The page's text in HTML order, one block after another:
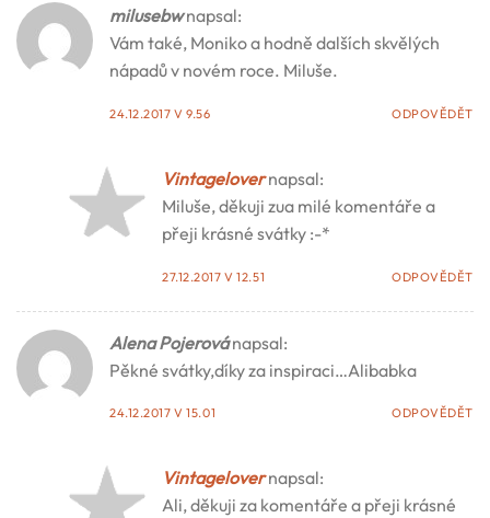
milusebw napsal:
Vám také, Moniko a hodně dalších skvělých
nápadů v novém roce. Miluše.
24.12.2017 V 9.56 ODPOVĚDĚT
Vintagelover napsal:
Miluše, děkuji zua milé komentáře a
přeji krásné svátky :-*
27.12.2017 V 12.51 ODPOVĚDĚT
Alena Pojerová napsal:
Pěkné svátky,díky za inspiraci…Alibabka
24.12.2017 V 15.01 ODPOVĚDĚT
Vintagelover napsal:
Ali, děkuji za komentáře a přeji krásné